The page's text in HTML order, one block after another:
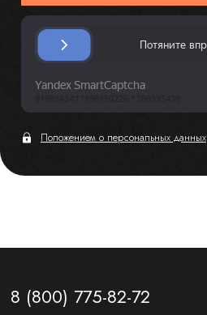
Положением о персональных данных
8 (800) 775-82-72